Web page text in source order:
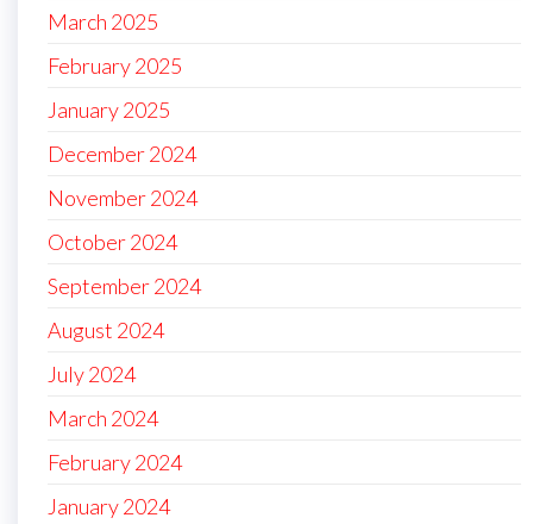
March 2025
February 2025
January 2025
December 2024
November 2024
October 2024
September 2024
August 2024
July 2024
March 2024
February 2024
January 2024